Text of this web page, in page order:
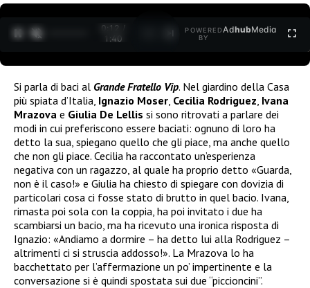
0:13 /
1:40
POWERED
BY
AdhubMedia
Si parla di baci al Grande Fratello Vip. Nel giardino della Casa
più spiata d’Italia, Ignazio Moser Cecilia Rodriguez Ivana
Mrazova e Giulia De Lellis si sono ritrovati a parlare dei
modi in cui preferiscono essere baciati: ognuno di loro ha
detto la sua, spiegano quello che gli piace, ma anche quello
che non gli piace. Cecilia ha raccontato un’esperienza
negativa con un ragazzo, al quale ha proprio detto «Guarda,
non è il caso!» e Giulia ha chiesto di spiegare con dovizia di
particolari cosa ci fosse stato di brutto in quel bacio. Ivana,
rimasta poi sola con la coppia, ha poi invitato i due ha
scambiarsi un bacio, ma ha ricevuto una ironica risposta di
Ignazio: «Andiamo a dormire – ha detto lui alla Rodriguez –
altrimenti ci si struscia addosso!». La Mrazova lo ha
bacchettato per l’affermazione un po’ impertinente e la
conversazione si è quindi spostata sui due “piccioncini”.